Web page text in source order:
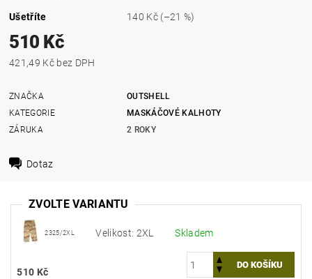
Ušetříte
140 Kč (–21 %)
510 Kč
421,49 Kč bez DPH
ZNAČKA
OUTSHELL
KATEGORIE
MASKÁČOVÉ KALHOTY
ZÁRUKA
2 ROKY
Dotaz
ZVOLTE VARIANTU
2325/2XL Velikost: 2XL Skladem
510 Kč